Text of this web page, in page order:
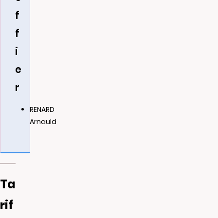
f
f
i
e
r
RENARD
Arnauld
Ta
rif